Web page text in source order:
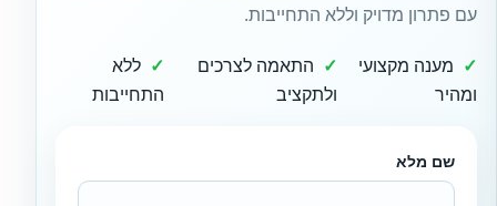
עם פתרון מדויק וללא התחייבות.
מענה מקצועי
ומהיר
התאמה לצרכים
ולתקציב
ללא
התחייבות
שם מלא